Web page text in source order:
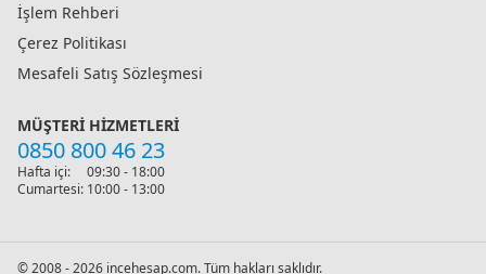
İşlem Rehberi
Çerez Politikası
Mesafeli Satış Sözleşmesi
MÜŞTERI HIZMETLERI
0850 800 46 23
Hafta içi:
09:30 - 18:00
Cumartesi: 10:00 - 13:00
© 2008 - 2026 incehesap.com. Tüm hakları saklıdır.